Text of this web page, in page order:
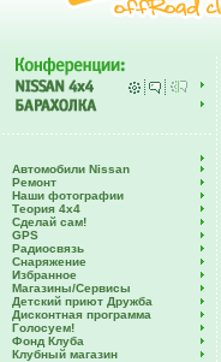
Автомобили Nissan
Ремонт
Наши фотографии
Теория 4х4
Сделай сам!
GPS
Радиосвязь
Снаряжение
Избранное
Магазины/Сервисы
Детский приют Дружба
Дисконтная программа
Голосуем!
Фонд Клуба
Клубный магазин